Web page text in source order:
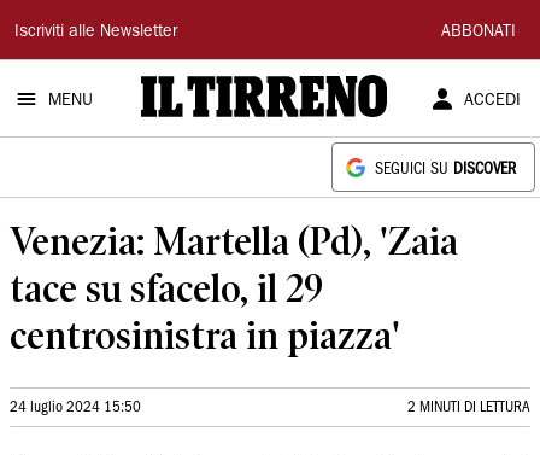
Il
Tirreno
Iscriviti alle Newsletter ABBONATI
MENU ACCEDI
SEGUICI SU DISCOVER
Venezia: Martella (Pd), 'Zaia
tace su sfacelo, il 29
centrosinistra in piazza'
24 luglio 2024 15:50 2 MINUTI DI LETTURA